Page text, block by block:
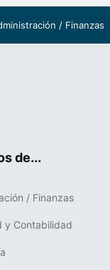
/ Finanzas
de...
/ Finanzas
y Contabilidad